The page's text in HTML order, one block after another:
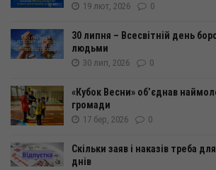
19 лют, 2026 0
30 липня – Всесвітній день
людьми
30 лип, 2026 0
«Кубок Весни» об’єднав
громади
17 бер, 2026 0
Скільки заяв і наказів треба
днів